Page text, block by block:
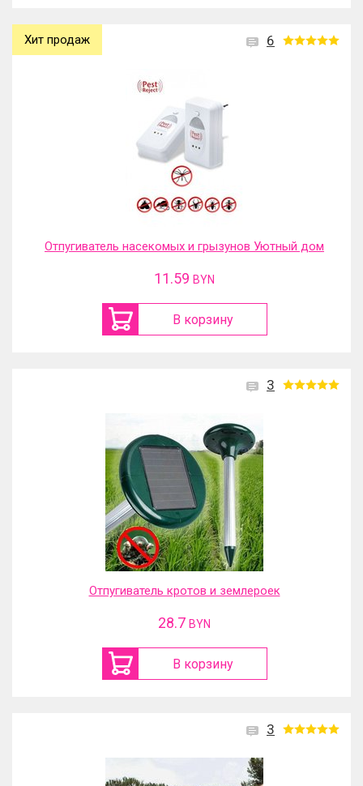
6
Хит продаж
Отпугиватель насекомых и грызунов Уютный дом
11.59 BYN
В корзину
3
Отпугиватель кротов и землероек
28.7 BYN
В корзину
3